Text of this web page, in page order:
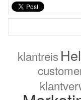
klantreis